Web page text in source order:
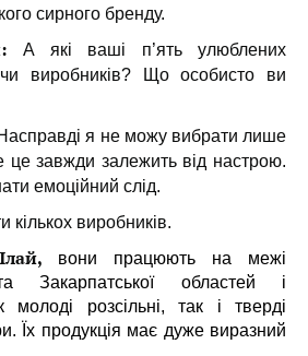
сирного бренду.
А які ваші п’ять улюблених
чи виробників? Що особисто ви
я не можу вибрати лише
завжди залежить від настрою.
емоційний слід.
кількох виробників.
вони працюють на межі
Закарпатської областей і
молоді розсільні, так і тверді
Їх продукція має дуже виразний